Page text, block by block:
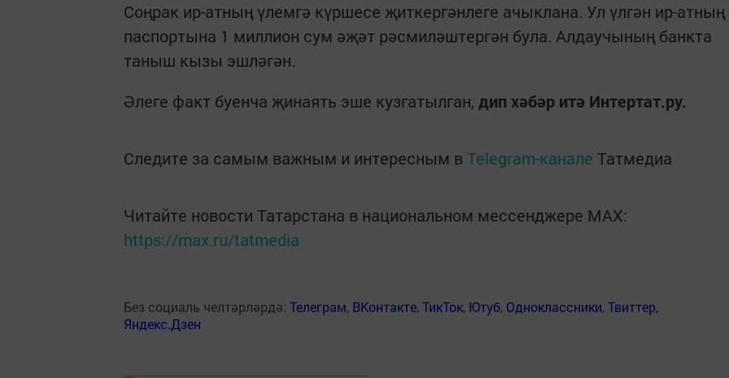
Соңрак ир-атның үлемгә күршесе җиткергәнлеге ачыклана. Ул үлгән ир-атның
паспортына 1 миллион сум әҗәт рәсмиләштергән була. Алдаучының банкта
таныш кызы эшләгән.
Әлеге факт буенча җинаять эше кузгатылган, дип хәбәр итә Интертат.ру.
Следите за самым важным и интересным в Telegram-канале Татмедиа
Читайте новости Татарстана в национальном мессенджере MАХ:
https://max.ru/tatmedia
Без социаль челтәрләрдә: Телеграм, ВКонтакте,ТикТок, Ютуб, Одноклассники,Твиттер,
Яндекс.Дзен